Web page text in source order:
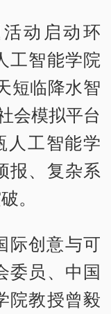
动启动环
工智能学院
短临降水智
会模拟平台
人工智能学
报、复杂系
。
际创意与可
委员、中国
院教授曾毅